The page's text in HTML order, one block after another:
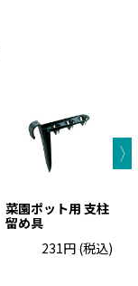
菜園ポット用 支柱
留め具
231円 (税込)